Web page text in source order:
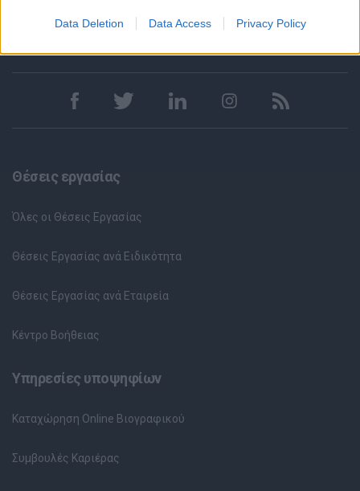
Data Deletion Data Access Privacy Policy
Θέσεις εργασίας
Όλες οι Θέσεις Εργασίας
Θέσεις Εργασίας ανά Ειδικότητα
Θέσεις Εργασίας ανά Εταιρεία
Κέντρο Βοήθειας
Υπηρεσίες υποψηφίων
Καταχώρηση Online Βιογραφικού
Συμβουλές Καριέρας